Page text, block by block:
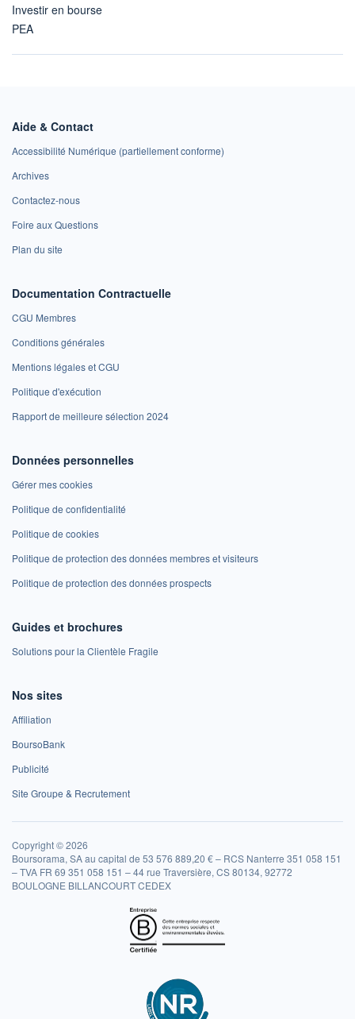
Investir en bourse
PEA
Aide & Contact
Accessibilité Numérique (partiellement conforme)
Archives
Contactez-nous
Foire aux Questions
Plan du site
Documentation Contractuelle
CGU Membres
Conditions générales
Mentions légales et CGU
Politique d'exécution
Rapport de meilleure sélection 2024
Données personnelles
Gérer mes cookies
Politique de confidentialité
Politique de cookies
Politique de protection des données membres et visiteurs
Politique de protection des données prospects
Guides et brochures
Solutions pour la Clientèle Fragile
Nos sites
Affiliation
BoursoBank
Publicité
Site Groupe & Recrutement
Copyright © 2026
Boursorama, SA au capital de 53 576 889,20 € – RCS Nanterre 351 058 151
– TVA FR 69 351 058 151 – 44 rue Traversière, CS 80134, 92772
BOULOGNE BILLANCOURT CEDEX